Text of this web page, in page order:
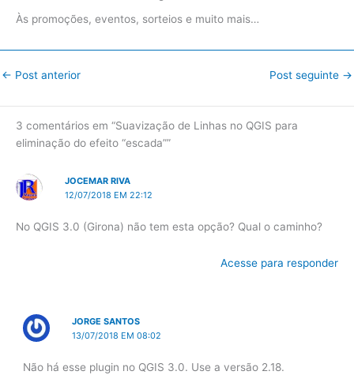
Às promoções, eventos, sorteios e muito mais…
← Post anterior Post seguinte →
3 comentários em “Suavização de Linhas no QGIS para
eliminação do efeito “escada””
JOCEMAR RIVA
12/07/2018 EM 22:12
No QGIS 3.0 (Girona) não tem esta opção? Qual o caminho?
Acesse para responder
JORGE SANTOS
13/07/2018 EM 08:02
Não há esse plugin no QGIS 3.0. Use a versão 2.18.